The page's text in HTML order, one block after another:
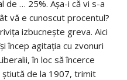
de … 25%. Așa-i că vi s-a
vă e cunoscut procentul?
izbucnește greva. Aici
încep agitația cu zvonuri
în loc să încerce
știută de la 1907, trimit